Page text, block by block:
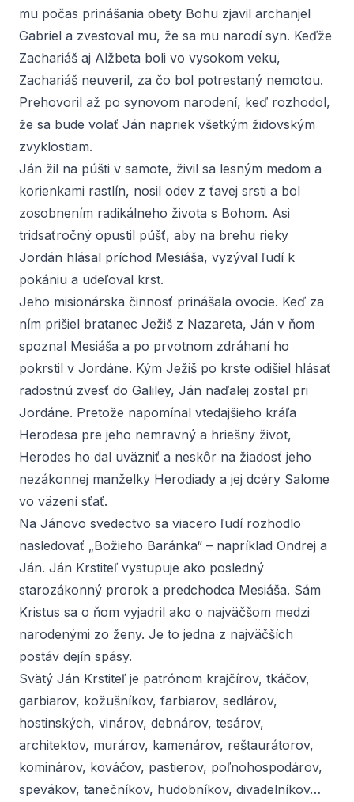
mu počas prinášania obety Bohu zjavil archanjel
Gabriel a zvestoval mu, že sa mu narodí syn. Keďže
Zachariáš aj Alžbeta boli vo vysokom veku,
Zachariáš neuveril, za čo bol potrestaný nemotou.
Prehovoril až po synovom narodení, keď rozhodol,
že sa bude volať Ján napriek všetkým židovským
zvyklostiam.
Ján žil na púšti v samote, živil sa lesným medom a
korienkami rastlín, nosil odev z ťavej srsti a bol
zosobnením radikálneho života s Bohom. Asi
tridsaťročný opustil púšť, aby na brehu rieky
Jordán hlásal príchod Mesiáša, vyzýval ľudí k
pokániu a udeľoval krst.
Jeho misionárska činnosť prinášala ovocie. Keď za
ním prišiel bratanec Ježiš z Nazareta, Ján v ňom
spoznal Mesiáša a po prvotnom zdráhaní ho
pokrstil v Jordáne. Kým Ježiš po krste odišiel hlásať
radostnú zvesť do Galiley, Ján naďalej zostal pri
Jordáne. Pretože napomínal vtedajšieho kráľa
Herodesa pre jeho nemravný a hriešny život,
Herodes ho dal uväzniť a neskôr na žiadosť jeho
nezákonnej manželky Herodiady a jej dcéry Salome
vo väzení sťať.
Na Jánovo svedectvo sa viacero ľudí rozhodlo
nasledovať „Božieho Baránka“ – napríklad Ondrej a
Ján. Ján Krstiteľ vystupuje ako posledný
starozákonný prorok a predchodca Mesiáša. Sám
Kristus sa o ňom vyjadril ako o najväčšom medzi
narodenými zo ženy. Je to jedna z najväčších
postáv dejín spásy.
Svätý Ján Krstiteľ je patrónom krajčírov, tkáčov,
garbiarov, kožušníkov, farbiarov, sedlárov,
hostinských, vinárov, debnárov, tesárov,
architektov, murárov, kamenárov, reštaurátorov,
kominárov, kováčov, pastierov, poľnohospodárov,
spevákov, tanečníkov, hudobníkov, divadelníkov…